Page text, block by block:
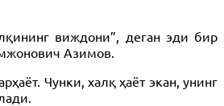
виждони”, деган эди бир
Азимов.
Чунки, халқ ҳаёт экан, унинг